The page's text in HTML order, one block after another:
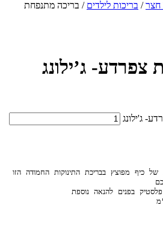
חצר/ בריכות לילדים / בריכה מתנפחת
ג’ילונג
ג'ילונג